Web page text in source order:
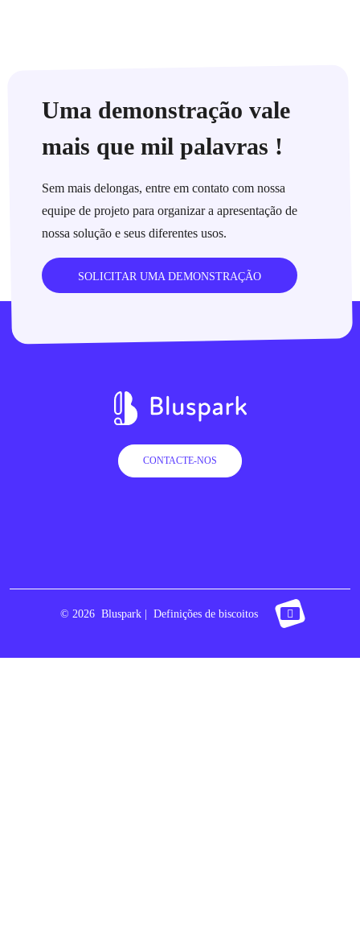
Uma demonstração vale
mais que mil palavras !
Sem mais delongas, entre em contato com nossa
equipe de projeto para organizar a apresentação de
nossa solução e seus diferentes usos.
SOLICITAR UMA DEMONSTRAÇÃO
CONTACTE-NOS
© 2026 Bluspark | Definições de biscoitos